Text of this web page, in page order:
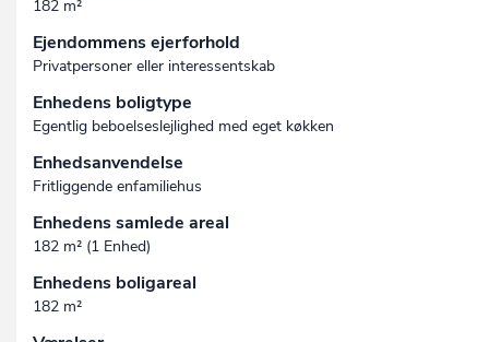
182 m²
Ejendommens ejerforhold
Privatpersoner eller interessentskab
Enhedens boligtype
Egentlig beboelseslejlighed med eget køkken
Enhedsanvendelse
Fritliggende enfamiliehus
Enhedens samlede areal
182 m² (1 Enhed)
Enhedens boligareal
182 m²